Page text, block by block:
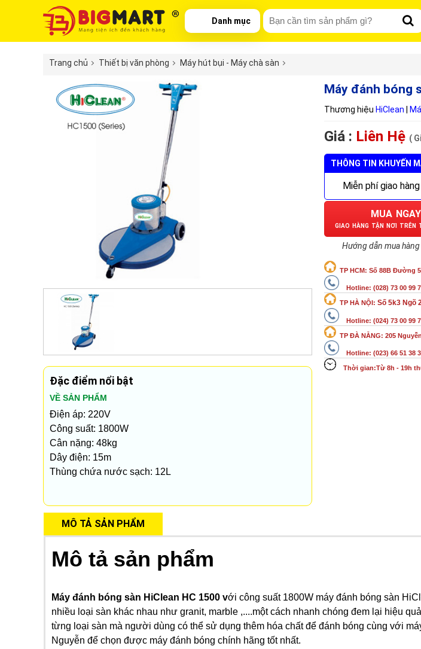
Danh mục
Trang chủ Thiết bị văn phòng Máy hút bụi - Máy chà sàn
Đặc điểm nổi bật
VỀ SẢN PHẨM
Điện áp: 220V
Công suất: 1800W
Cân nặng: 48kg
Dây điện: 15m
Thùng chứa nước sạch: 12L
Máy đánh bóng
Thương hiệu HiClean |
Giá : Liên Hệ (
THÔNG TIN KHUYẾN
Miễn phí giao
MUA NGAY
GIAO HÀNG TẬN NƠI TRÊN
Hướng dẫn mua
TP HCM: Số 88B Đường
Hotline: (028) 73
TP HÀ NỘI: Số 5k3 Ngõ
Hotline: (024) 73
TP ĐÀ NẴNG: 205
Hotline: (023) 66
Thời gian:Từ 8h - 19h
MÔ TẢ SẢN PHẨM
Mô tả sản phẩm
Máy đánh bóng sàn HiClean HC 1500 với công suất 1800W máy đánh bóng sàn
nhiều loại sàn khác nhau như granit, marble ,....một cách nhanh chóng đem lại hiệu
từng loại sàn mà người dùng có thể sử dụng thêm hóa chất để đánh bóng cùng với
Nguyễn để chọn được máy đánh bóng chính hãng tốt nhất.